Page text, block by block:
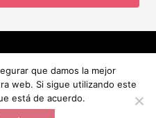
MI
RECURSOS GRATUITOS
que damos la mejor
web. Si sigue utilizando este
está de acuerdo.